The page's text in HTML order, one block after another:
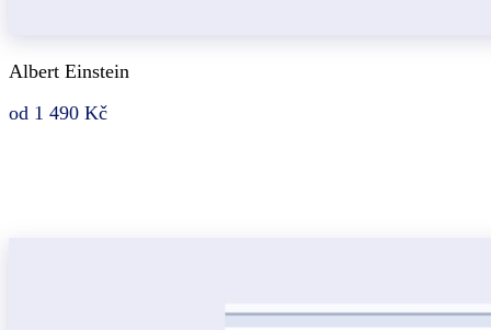
Albert Einstein
od 1 490 Kč